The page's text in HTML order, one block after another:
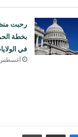
رحبت
بخطة
في
أغسطس 7,
ماسنجر مشاركة عبر البريد طباعة